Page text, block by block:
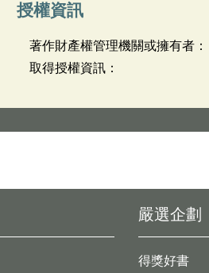
授權資訊
著作財產權管理機關或擁有者：
取得授權資訊：
嚴選企劃
得獎好書